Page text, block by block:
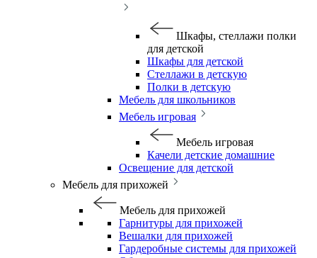
Шкафы, стеллажи полки
для детской
Шкафы для детской
Стеллажи в детскую
Полки в детскую
Мебель для школьников
Мебель игровая
Мебель игровая
Качели детские домашние
Освещение для детской
Мебель для прихожей
Мебель для прихожей
Гарнитуры для прихожей
Вешалки для прихожей
Гардеробные системы для прихожей